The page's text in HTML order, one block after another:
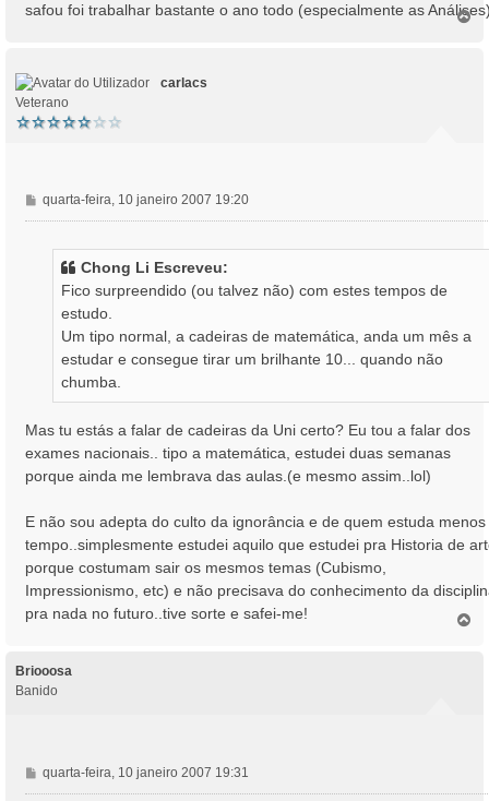
safou foi trabalhar bastante o ano todo (especialmente as
T
carlacs
Veterano
M
e
quarta-feira, 10 janeiro 2007 19:20
Chong Li Escreveu:
Fico surpreendido (ou talvez não) com estes tempos de
estudo.
Um tipo normal, a cadeiras de matemática, anda um mês a
estudar e consegue tirar um brilhante 10... quando não
chumba.
Mas tu estás a falar de cadeiras da Uni certo? Eu tou a falar dos
exames nacionais.. tipo a matemática, estudei duas semanas
porque ainda me lembrava das aulas.(e mesmo assim..lol)
E não sou adepta do culto da ignorância e de quem estuda menos
tempo..simplesmente estudei aquilo que estudei pra Historia de
porque costumam sair os mesmos temas (Cubismo,
Impressionismo, etc) e não precisava do conhecimento da
pra nada no futuro..tive sorte e safei-me!
Briooosa
Banido
M
e
quarta-feira, 10 janeiro 2007 19:31